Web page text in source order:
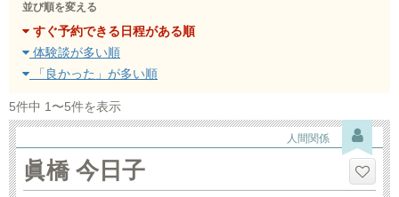
並び順を変える
すぐ予約できる日程がある順
体験談が多い順
「良かった」が多い順
5件中 1〜5件を表示
人間関係
眞橋 今日子